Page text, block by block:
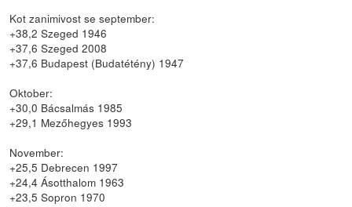
Kot zanimivost se september:
+38,2 Szeged 1946
+37,6 Szeged 2008
+37,6 Budapest (Budatétény) 1947
Oktober:
+30,0 Bácsalmás 1985
+29,1 Mezőhegyes 1993
November:
+25,5 Debrecen 1997
+24,4 Ásotthalom 1963
+23,5 Sopron 1970